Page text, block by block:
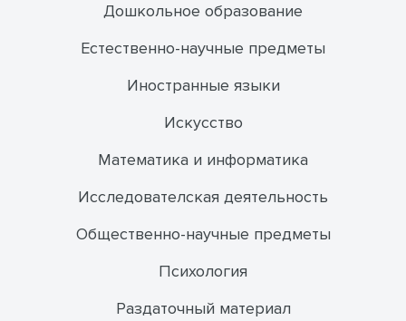
Дошкольное образование
Естественно-научные предметы
Иностранные языки
Искусство
Математика и информатика
Исследователская деятельность
Общественно-научные предметы
Психология
Раздаточный материал